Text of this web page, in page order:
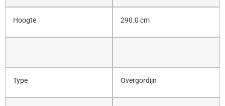
Hoogte 290.0 cm
Type Overgordijn